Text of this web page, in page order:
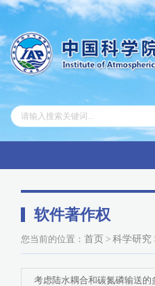
软件著作权
您当前的位置： 首页 > 科学研究
考虑陆水耦合和碳氮磷输送